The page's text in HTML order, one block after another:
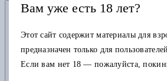
Добавить в избранное
Вам уже есть 18 лет?
Этот сайт содержит материалы для
предназначен только для
Если вам нет 18 — пожалуйста,